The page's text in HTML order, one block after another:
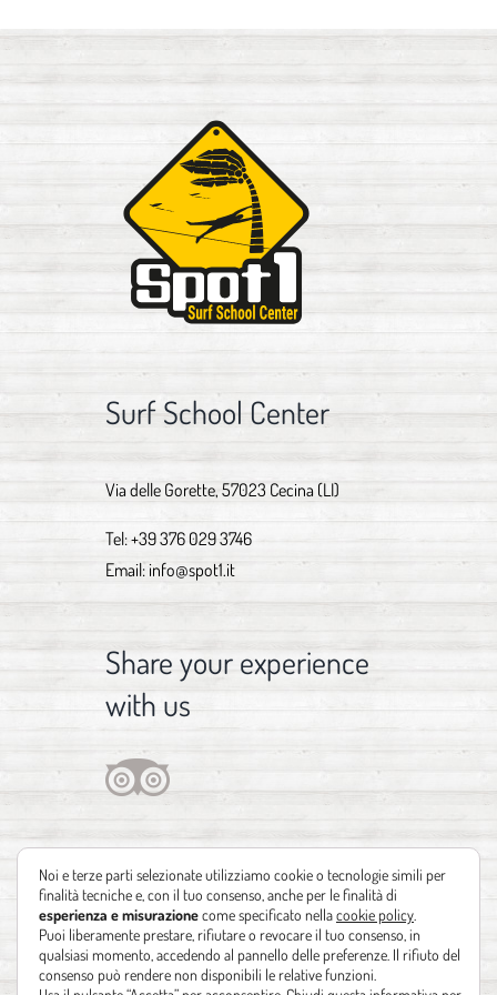
Surf School Center
Via delle Gorette, 57023 Cecina (LI)
Tel:+39 376 029 3746
Email: info@spot1.it
Share your experience
with us
Noi e terze parti selezionate utilizziamo cookie o tecnologie simili per
finalità tecniche e, con il tuo consenso, anche per le finalità di
esperienza e misurazionecome specificato nellacookie policy
Puoi liberamente prestare, rifiutare o revocare il tuo consenso, in
qualsiasi momento, accedendo al pannello delle preferenze. Il rifiuto del
consenso può rendere non disponibili le relative funzioni.